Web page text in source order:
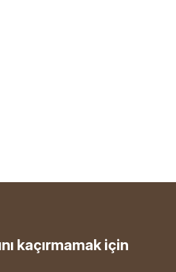
kaçırmamak için